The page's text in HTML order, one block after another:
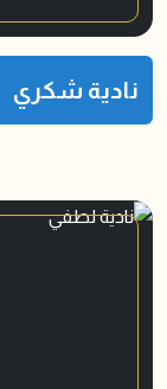
نادية شكري